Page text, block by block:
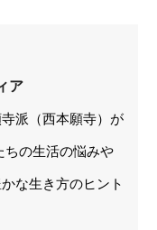
ア
派（西本願寺）が
ちの生活の悩みや
な生き方のヒント